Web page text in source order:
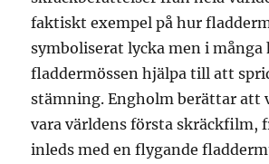
faktiskt exempel på hur
symboliserat lycka men i
fladdermössen hjälpa till att
stämning. Engholm berättar att
vara världens första skräckfilm,
inleds med en flygande